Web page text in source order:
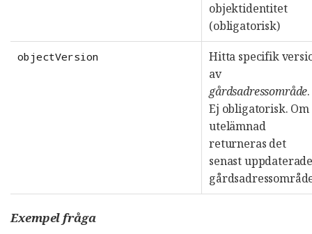
objektidentitet
(obligatorisk)
objectVersion
Hitta specifik
av
gårdsadressområde.
Ej obligatorisk. Om
utelämnad
returneras det
senast
Exempel fråga